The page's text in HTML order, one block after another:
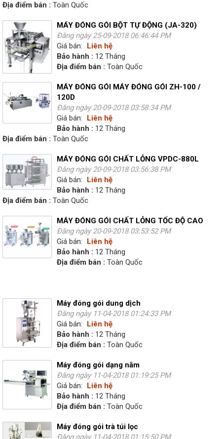
Địa điểm bán : Toàn Quốc
MÁY ĐÓNG GÓI BỘT TỰ ĐỘNG (JA-320)
Đăng ngày 25-09-2018 06:46:44 PM
Giá bán:
Liên hệ
Bảo hành : 12 Tháng
Địa điểm bán : Toàn Quốc
MÁY ĐÓNG GÓI MÁY ĐÓNG GÓI ZH-100 /
120D
Đăng ngày 20-09-2018 03:58:34 PM
Giá bán:
Liên hệ
Bảo hành : 12 Tháng
Địa điểm bán : Toàn Quốc
MÁY ĐÓNG GÓI CHẤT LỎNG VPDC-880L
Đăng ngày 20-09-2018 03:56:38 PM
Giá bán:
Liên hệ
Bảo hành : 12 Tháng
Địa điểm bán : Toàn Quốc
MÁY ĐÓNG GÓI CHẤT LỎNG TỐC ĐỘ CAO
Đăng ngày 20-09-2018 03:53:52 PM
Giá bán:
Liên hệ
Bảo hành : 12 Tháng
Địa điểm bán : Toàn Quốc
Máy đóng gói dung dịch
Đăng ngày 11-04-2018 01:24:33 PM
Giá bán:
Liên hệ
Bảo hành : 12 Tháng
Địa điểm bán : Toàn Quốc
Máy đóng gói dạng nằm
Đăng ngày 11-04-2018 01:19:25 PM
Giá bán:
Liên hệ
Bảo hành : 12 Tháng
Địa điểm bán : Toàn Quốc
Máy đóng gói trà túi lọc
Đăng ngày 11-04-2018 01:15:50 PM